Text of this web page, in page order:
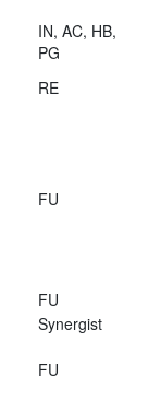
IN, AC, HB,
PG
RE
FU
FU
Synergist
FU